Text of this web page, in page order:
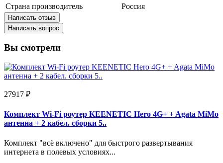
Страна производитель Россия
Написать отзыв
Написать вопрос
Вы смотрели
27917 ₽
Комплект Wi-Fi роутер KEENETIC Hero 4G+ + Agata MiMo
антенна + 2 кабел. сборки 5..
Комплект "всё включено" для быстрого развертывания
интернета в полевых условиях...